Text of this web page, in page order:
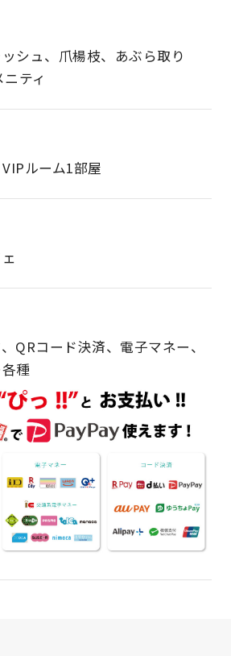
シュ、爪楊枝、あぶら取り
ティ
ルーム1部屋
QRコード決済、電子マネー、
種